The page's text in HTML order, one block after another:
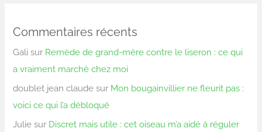
Commentaires récents
Gali sur Remède de grand-mère contre le liseron : ce qui
a vraiment marché chez moi
doublet jean claude sur Mon bougainvillier ne fleurit pas :
voici ce qui l’a débloqué
Julie sur Discret mais utile : cet oiseau m’a aidé à réguler